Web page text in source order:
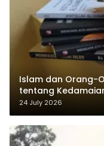
Islam dan Orang-
tentang
dalam Pemikiran
24 July 2026